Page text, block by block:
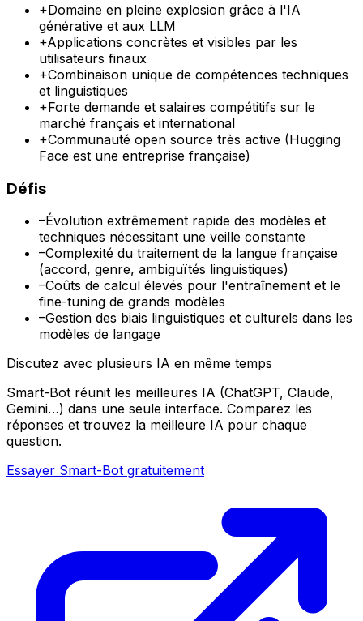
+Domaine en pleine explosion grâce à l'IA
générative et aux LLM
+Applications concrètes et visibles par les
utilisateurs finaux
+Combinaison unique de compétences techniques
et linguistiques
+Forte demande et salaires compétitifs sur le
marché français et international
+Communauté open source très active (Hugging
Face est une entreprise française)
Défis
–Évolution extrêmement rapide des modèles et
techniques nécessitant une veille constante
–Complexité du traitement de la langue française
(accord, genre, ambiguïtés linguistiques)
–Coûts de calcul élevés pour l'entraînement et le
fine-tuning de grands modèles
–Gestion des biais linguistiques et culturels dans les
modèles de langage
Discutez avec plusieurs IA en même temps
Smart-Bot réunit les meilleures IA (ChatGPT, Claude,
Gemini…) dans une seule interface. Comparez les
réponses et trouvez la meilleure IA pour chaque
question.
Essayer Smart-Bot gratuitement